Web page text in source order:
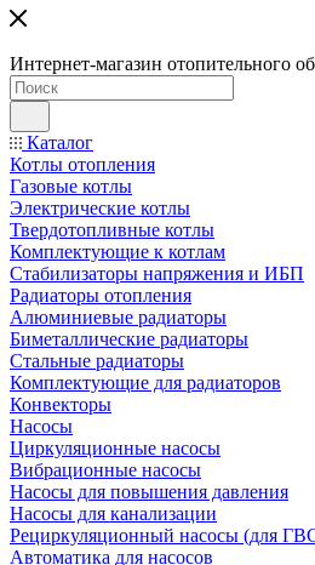
Интернет-магазин отопительного
Каталог
Котлы отопления
Газовые котлы
Электрические котлы
Твердотопливные котлы
Комплектующие к котлам
Стабилизаторы напряжения и ИБП
Радиаторы отопления
Алюминиевые радиаторы
Биметаллические радиаторы
Стальные радиаторы
Комплектующие для радиаторов
Конвекторы
Насосы
Циркуляционные насосы
Вибрационные насосы
Насосы для повышения давления
Насосы для канализации
Рециркуляционный насосы (для
Автоматика для насосов